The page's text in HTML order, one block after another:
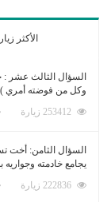
الأكثر
السؤال الثالث عشر :
وكل من فوضته أمري
السؤال الثامن: أخت
يجامع خادمته وجواريه